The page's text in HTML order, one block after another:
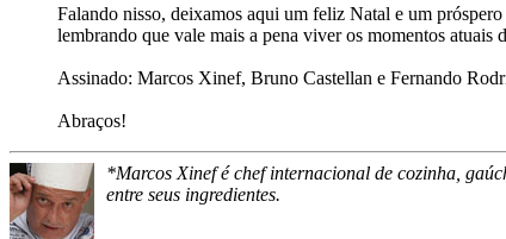
Falando nisso, deixamos aqui um feliz Natal e um
lembrando que vale mais a pena viver os momentos atuais
Assinado: Marcos Xinef, Bruno Castellan e Fernando
Abraços!
*Marcos Xinef é chef internacional de cozinha,
entre seus ingredientes.